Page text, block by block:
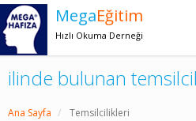
MegaEğitim
Hızlı Okuma Derneği
ilinde bulunan
Ana Sayfa Temsilcilikleri